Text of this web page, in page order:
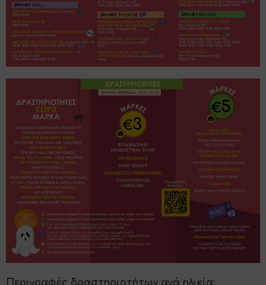
Περιγραφές δραστηριοτήτων ανά ηλικία: